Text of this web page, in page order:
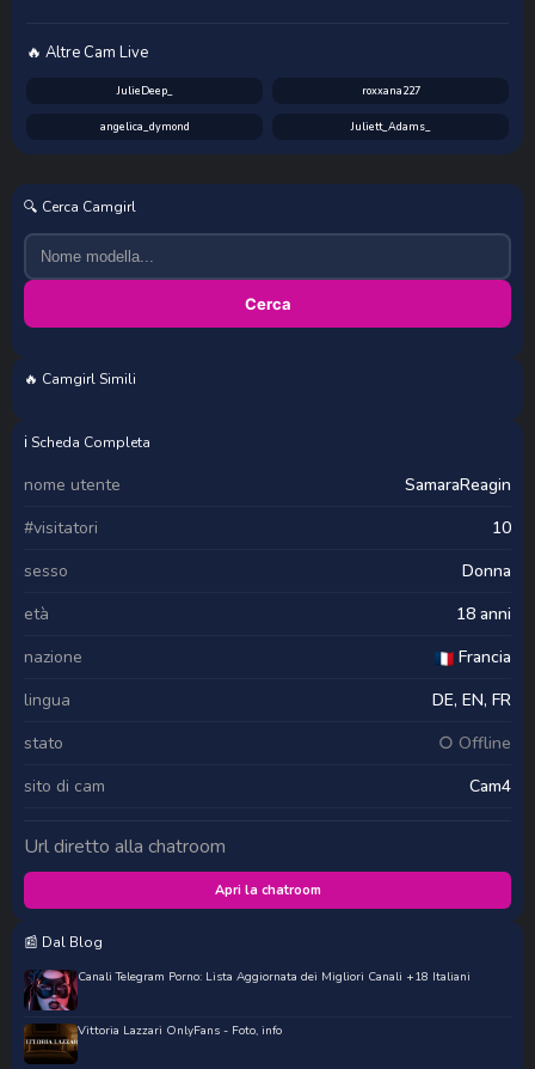
🔥 Altre Cam Live
JulieDeep_ roxxana227
angelica_dymond Juliett_Adams_
🔍 Cerca Camgirl
Cerca
🔥 Camgirl Simili
ℹ️ Scheda Completa
nome utente
SamaraReagin
#visitatori
10
sesso
Donna
età
18 anni
nazione
Francia
lingua
DE, EN, FR
stato
○ Offline
sito di cam
Cam4
Url diretto alla chatroom
Apri la chatroom
📰 Dal Blog
Canali Telegram Porno: Lista Aggiornata dei Migliori Canali +18 Italiani
Vittoria Lazzari OnlyFans - Foto, info